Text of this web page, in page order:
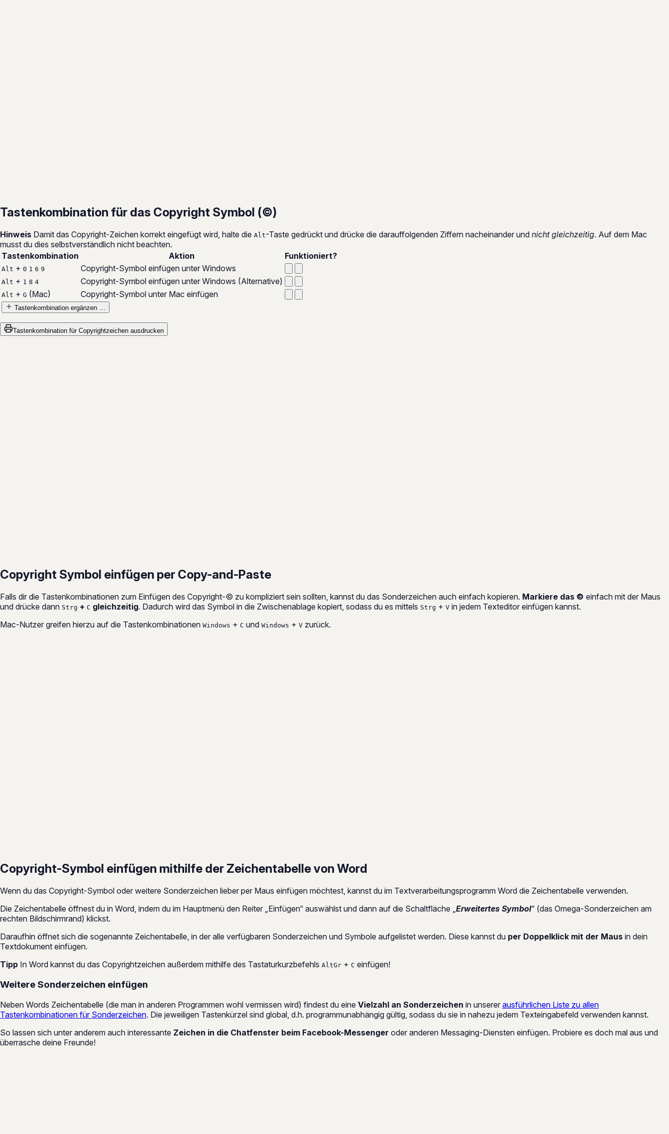
Tastenkombination für das Copyright Symbol (©)
Hinweis Damit das Copyright-Zeichen korrekt eingefügt wird, halte die Alt-Taste gedrückt und drücke die darauffolgenden Ziffern nacheinander und nicht gleichzeitig. Auf dem Mac
musst du dies selbstverständlich nicht beachten.
Tastenkombination
Aktion Funktioniert?
Alt + 0 1 6 9 Copyright-Symbol einfügen unter Windows
Alt + 1 8 4 Copyright-Symbol einfügen unter Windows (Alternative)
Alt + G (Mac) Copyright-Symbol unter Mac einfügen
Tastenkombination ergänzen …
Tastenkombination für Copyrightzeichen ausdrucken
Copyright Symbol einfügen per Copy-and-Paste
Falls dir die Tastenkombinationen zum Einfügen des Copyright-© zu kompliziert sein sollten, kannst du das Sonderzeichen auch einfach kopieren. Markiere das © einfach mit der Maus
und drücke dann Strg + C gleichzeitig. Dadurch wird das Symbol in die Zwischenablage kopiert, sodass du es mittels Strg + V in jedem Texteditor einfügen kannst.
Mac-Nutzer greifen hierzu auf die Tastenkombinationen Windows + C und Windows + V zurück.
Copyright-Symbol einfügen mithilfe der Zeichentabelle von Word
Wenn du das Copyright-Symbol oder weitere Sonderzeichen lieber per Maus einfügen möchtest, kannst du im Textverarbeitungsprogramm Word die Zeichentabelle verwenden.
Die Zeichentabelle öffnest du in Word, indem du im Hauptmenü den Reiter „Einfügen“ auswählst und dann auf die Schaltfläche „Erweitertes Symbol“ (das Omega-Sonderzeichen am
rechten Bildschirmrand) klickst.
Daraufhin öffnet sich die sogenannte Zeichentabelle, in der alle verfügbaren Sonderzeichen und Symbole aufgelistet werden. Diese kannst du per Doppelklick mit der Maus in dein
Textdokument einfügen.
Tipp In Word kannst du das Copyrightzeichen außerdem mithilfe des Tastaturkurzbefehls AltGr + C einfügen!
Weitere Sonderzeichen einfügen
Neben Words Zeichentabelle (die man in anderen Programmen wohl vermissen wird) findest du eine Vielzahl an Sonderzeichen in unserer ausführlichen Liste zu allen
Tastenkombinationen für Sonderzeichen. Die jeweiligen Tastenkürzel sind global, d.h. programmunabhängig gültig, sodass du sie in nahezu jedem Texteingabefeld verwenden kannst.
So lassen sich unter anderem auch interessante Zeichen in die Chatfenster beim Facebook-Messenger oder anderen Messaging-Diensten einfügen. Probiere es doch mal aus und
überrasche deine Freunde!